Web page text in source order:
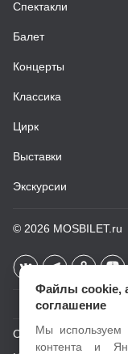
Спектакли
Балет
Концерты
Классика
Цирк
Выставки
Экскурсии
© 2026 MOSBILET.ru
О проекте
Файлы cookie,
соглашение
Мы используем
контента и